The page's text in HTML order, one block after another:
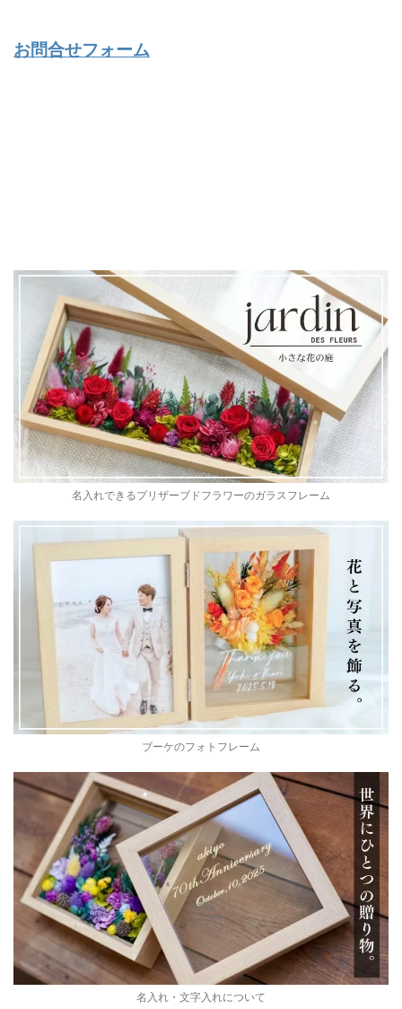
お問合せフォーム
名入れできるプリザーブドフラワーのガラスフレーム
ブーケのフォトフレーム
名入れ・文字入れについて